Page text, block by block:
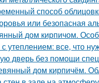
способ
или безопасная
дом кирпичом.
утеплением: все, что
дверь без помощи
дом кирпичём.